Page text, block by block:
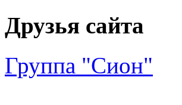
Друзья сайта
Группа "Сион"